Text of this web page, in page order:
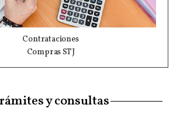
Contrataciones
Compras STJ
y consultas